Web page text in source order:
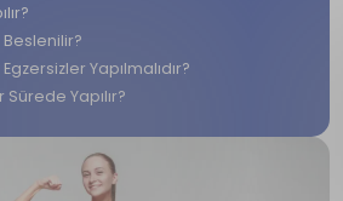
Beslenilir?
Yapılmalıdır?
Yapılır?